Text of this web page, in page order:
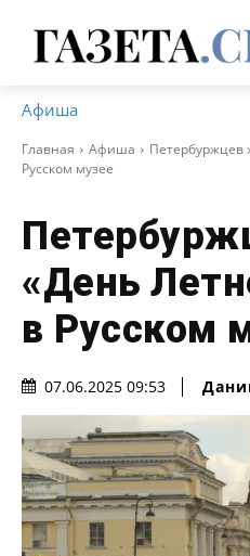
Афиша
Главная Афиша
Петербуржцев
Русском музее
«День
в Русском
07.06.2025 09:53